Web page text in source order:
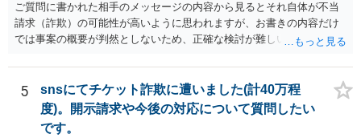
ご質問に書かれた相手のメッセージの内容から見るとそれ自体が不当
請求（詐欺）の可能性が高いように思われますが、お書きの内容だけ
では事案の概要が判然としないため、正確な検討が難しいです。例え
画面を見て貰いながらアドバイスう受けた方が確実です。
5
snsにてチケット詐欺に遭いました(計40万程
度)。開示請求や今後の対応について質問したい
です。